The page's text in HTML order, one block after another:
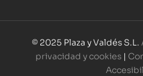
© 2025 Plaza y Valdés S.L.
privacidad y cookies |